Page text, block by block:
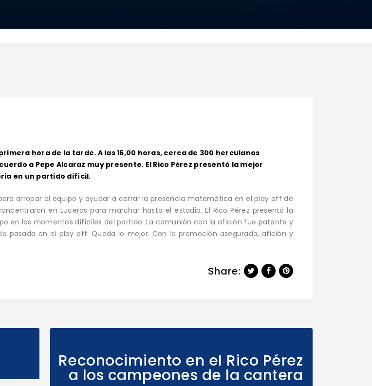
hora de la tarde. A las 16,00 horas, cerca de 300 herculanos
a Pepe Alcaraz muy presente. El Rico Pérez presentó la mejor
en un partido difícil.
arropar al equipo y ayudar a cerrar la presencia matemática en el play off de
en Luceros para marchar hasta el estadio. El Rico Pérez presentó la
en los momentos difíciles del partido. La comunión con la afición fue patente y
pasada en el play off. Queda lo mejor. Con la promoción asegurada, afición y
Share:
Reconocimiento en el Rico Pérez
a los campeones de la cantera